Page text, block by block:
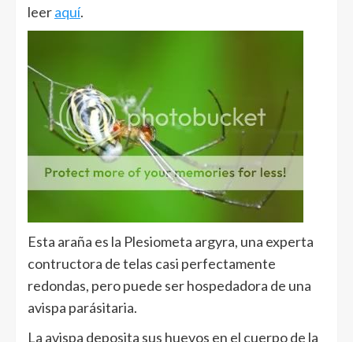
leeraquí.
Esta araña es la Plesiometa argyra, una experta
contructora de telas casi perfectamente
redondas, pero puede ser hospedadora de una
avispa parásitaria.
La avispa deposita sus huevos en el cuerpo de la